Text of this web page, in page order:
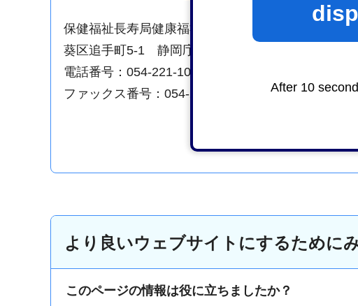
After 10
保健福祉長寿局健康福祉部保険年金管理課国保料係
葵区追手町5-1 静岡庁舎新館12階
電話番号：054-221-1005
ファックス番号：054-221-1068
より良いウェブサイトにするために
このページの情報は役に立ちましたか？